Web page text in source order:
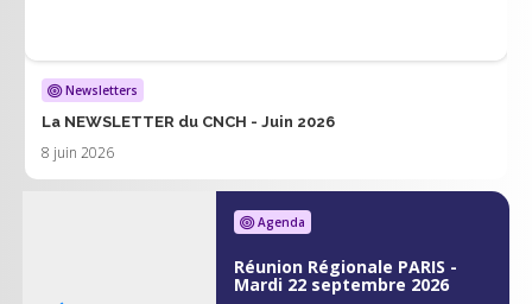
Newsletters
La NEWSLETTER du CNCH - Juin 2026
8 juin 2026
Agenda
Réunion Régionale PARIS -
Mardi 22 septembre 2026